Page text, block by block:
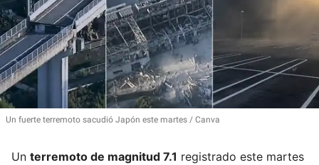
Un fuerte terremoto sacudió Japón este martes Canva
Un terremoto de magnitud 7.1 registrado este martes